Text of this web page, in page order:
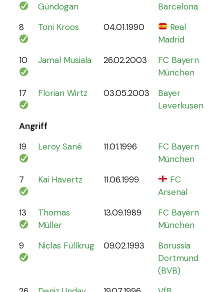
Gündogan
Barcelona
8 Toni Kroos 04.01.1990
Real
Madrid
10 Jamal Musiala 26.02.2003
FC Bayern
München
17 Florian Wirtz 03.05.2003
Bayer
Leverkusen
Angriff
19
Leroy Sané 11.01.1996
FC Bayern
München
7 Kai Havertz 11.06.1999
FC
Arsenal
13
Thomas
Müller
13.09.1989
FC Bayern
München
9 Niclas Füllkrug 09.02.1993
Borussia
Dortmund
(BVB)